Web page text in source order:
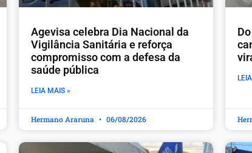
Agevisa celebra Dia Nacional da
Vigilância Sanitária e reforça
compromisso com a defesa da
saúde pública
LEIA MAIS »
Hermano Araruna 06/08/2026